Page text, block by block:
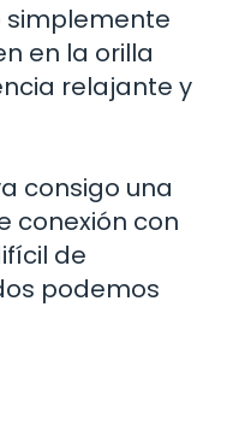
simplemente
en la orilla
relajante y
consigo una
conexión con
de
podemos